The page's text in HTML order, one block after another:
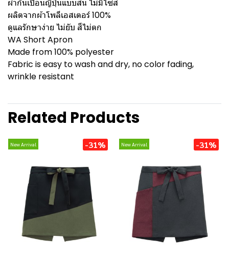
ผ้ากันเปื้อนญี่ปุ่นแบบสั้น ไม่มีไซส์
ผลิตจากผ้าโพลีเอสเตอร์ 100%
ดูแลรักษาง่าย ไม่ยับ สีไม่ตก
WA Short Apron
Made from 100% polyester
Fabric is easy to wash and dry, no color fading,
wrinkle resistant
Related Products
New Arrival -31% New Arrival -31%